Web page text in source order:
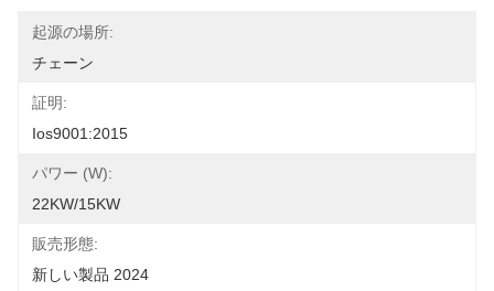
起源の場所:
チェーン
証明:
Ios9001:2015
パワー (w):
22KW/15KW
販売形態:
新しい製品 2024